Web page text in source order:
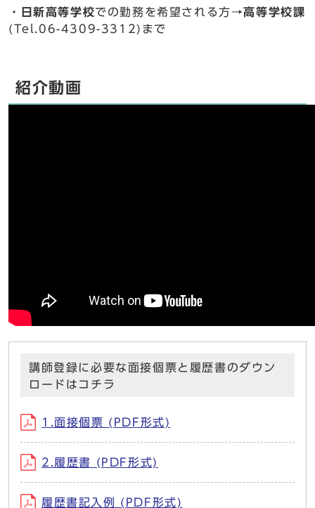
・ 日新高等学校での勤務を希望される方→高等学校課
(Tel.06-4309-3312)まで
紹介動画
講師登録に必要な面接個票と履歴書のダウン
ロードはコチラ
1.面接個票 (PDF形式)
2.履歴書 (PDF形式)
履歴書記入例 (PDF形式)